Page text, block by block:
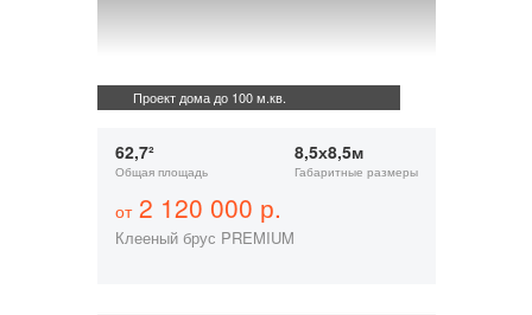
Проект дома до 100 м.кв.
62,7²
Общая площадь
8,5х8,5м
Габаритные размеры
от2 120 000 р.
Клееный брус PREMIUM